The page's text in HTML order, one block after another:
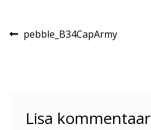
Navigeerimine
Eelmine
pebble_B34CapArmy
Lisa kommentaar